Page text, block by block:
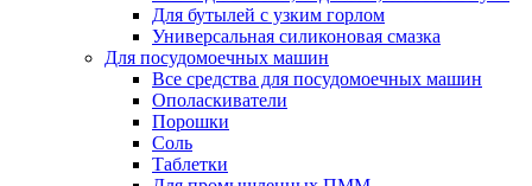
Для бутылей с узким горлом
Универсальная силиконовая смазка
Для посудомоечных машин
Все средства для посудомоечных машин
Ополаскиватели
Порошки
Соль
Таблетки